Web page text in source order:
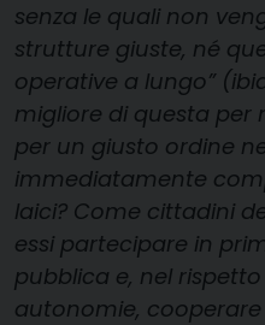
senza le quali non
strutture giuste, né
operative a lungo”
migliore di questa per
per un giusto ordine
immediatamente
laici? Come cittadini
essi partecipare in
pubblica e, nel
autonomie,